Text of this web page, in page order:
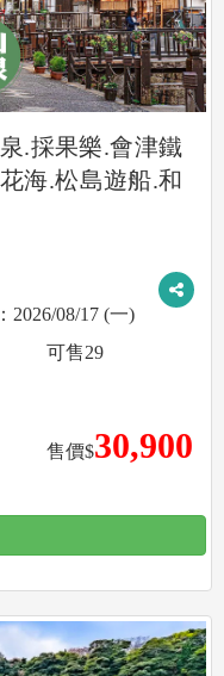
.採果樂.會津鐵
海.松島遊船.和
2026/08/17 (一)
售價$30,900
可售29